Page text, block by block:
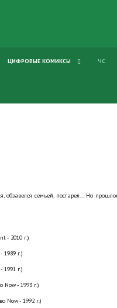
ЦИФРОВЫЕ КОМИКСЫ ЧС
семьей, постарел... Но
- 2010 г.)
1989 г.)
1991 г.)
Now - 1993 г.)
Now - 1992 г.)